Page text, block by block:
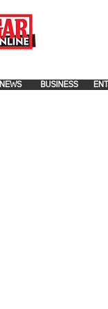
NEWS BUSINESS